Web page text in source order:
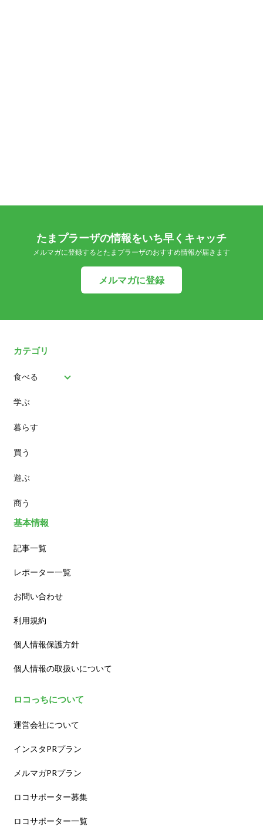
たまプラーザの情報をいち早くキャッチ
メルマガに登録するとたまプラーザのおすすめ情報が届きます
メルマガに登録
カテゴリ
食べる
パン
スイーツ
ランチ
カフェ
学ぶ
暮らす
買う
遊ぶ
商う
基本情報
記事一覧
レポーター一覧
お問い合わせ
利用規約
個人情報保護方針
個人情報の取扱いについて
ロコっちについて
運営会社について
インスタPRプラン
メルマガPRプラン
ロコサポーター募集
ロコサポーター一覧